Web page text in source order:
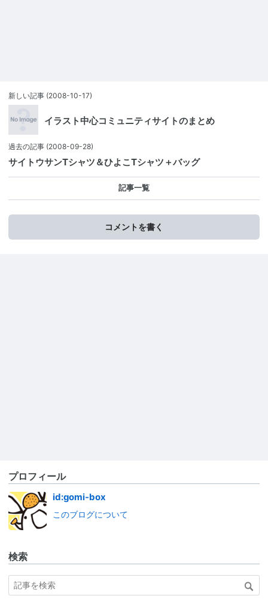
新しい記事 (2008-10-17)
イラスト中心コミュニティサイトのまとめ
過去の記事 (2008-09-28)
サイトウサンTシャツ＆ひよこTシャツ＋バッグ
記事一覧
コメントを書く
プロフィール
id:gomi-box
このブログについて
検索